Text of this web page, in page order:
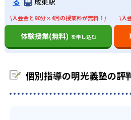
域の学校を熟知している。地域ご
対策も可能。
している。生徒一人ひとりの特性
基に定期テスト対策を行う。また
を10段階に分け、授業や家庭学習
ため、効率的に成績アップを狙え
高校生
将来のために勉強した
取得可能。生徒に合わせて授業の
ることもできる。
どんなデメリッ
デメリットを挙げるとすれば、講
師はアルバイトが多い。アルバイ
\入会金と90分×4回の授業料が無料！/
体験授業(無料) を申し込む
\入
個別指導の明光義塾の評